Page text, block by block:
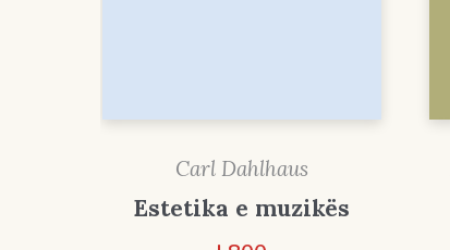
Carl Dahlhaus
Estetika e muzikës